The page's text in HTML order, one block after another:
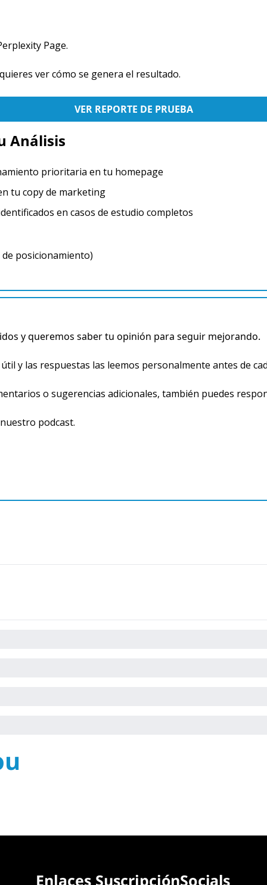
Page.​
ver cómo se genera el resultado.
VER REPORTE DE PRUEBA
Análisis
prioritaria en tu homepage
tu copy de marketing
en casos de estudio completos​
posicionamiento)
y queremos saber tu opinión para seguir mejorando.
y las respuestas las leemos personalmente antes de
o sugerencias adicionales, también puedes
podcast.
Enlaces SuscripciónSocials